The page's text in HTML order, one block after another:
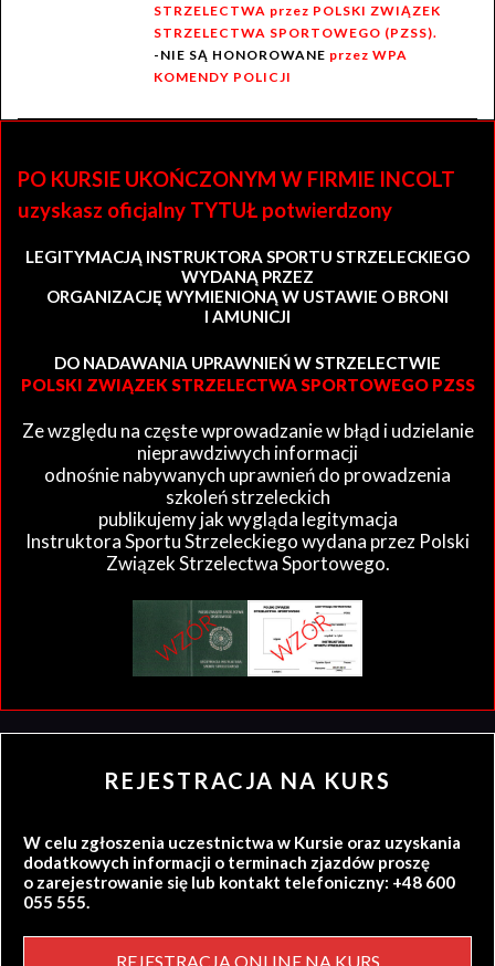
STRZELECTWA przez POLSKI ZWIĄZEK
STRZELECTWA SPORTOWEGO (PZSS).
-NIE SĄ HONOROWANE przez WPA
KOMENDY POLICJI
PO KURSIE UKOŃCZONYM W FIRMIE INCOLT
uzyskasz oficjalny TYTUŁ potwierdzony
LEGITYMACJĄ INSTRUKTORA SPORTU STRZELECKIEGO
WYDANĄ PRZEZ
ORGANIZACJĘ WYMIENIONĄ W USTAWIE O BRONI
I AMUNICJI
DO NADAWANIA UPRAWNIEŃ W STRZELECTWIE
POLSKI ZWIĄZEK STRZELECTWA SPORTOWEGO PZSS
Ze względu na częste wprowadzanie w błąd i udzielanie
nieprawdziwych informacji
odnośnie nabywanych uprawnień do prowadzenia
szkoleń strzeleckich
publikujemy jak wygląda legitymacja
Instruktora Sportu Strzeleckiego wydana przez Polski
Związek Strzelectwa Sportowego.
REJESTRACJA NA KURS
W celu zgłoszenia uczestnictwa w Kursie oraz uzyskania
dodatkowych informacji o terminach zjazdów proszę
o zarejestrowanie się lub kontakt telefoniczny: +48 600
055 555.
REJESTRACJA ONLINE NA KURS